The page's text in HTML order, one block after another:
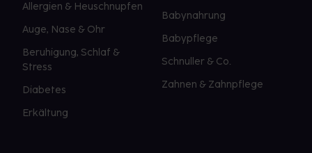
Allergien & Heuschnupfen
Auge, Nase & Ohr
Beruhigung, Schlaf &
Stress
Diabetes
Erkältung
Babynahrung
Babypflege
Schnuller & Co.
Zahnen & Zahnpflege